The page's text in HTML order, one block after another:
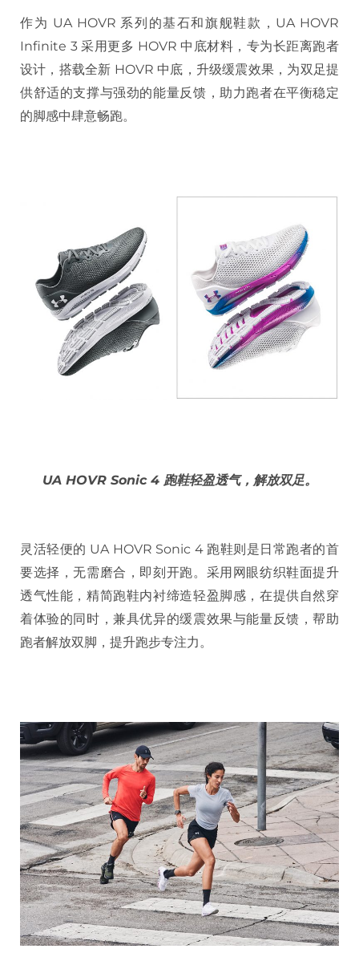
作为 UA HOVR 系列的基石和旗舰鞋款，UA HOVR
Infinite 3 采用更多 HOVR 中底材料，专为长距离跑者
设计，搭载全新 HOVR 中底，升级缓震效果，为双足提
供舒适的支撑与强劲的能量反馈，助力跑者在平衡稳定
的脚感中肆意畅跑。
UA HOVR Sonic 4 跑鞋轻盈透气，解放双足。
灵活轻便的 UA HOVR Sonic 4 跑鞋则是日常跑者的首
要选择，无需磨合，即刻开跑。采用网眼纺织鞋面提升
透气性能，精简跑鞋内衬缔造轻盈脚感，在提供自然穿
着体验的同时，兼具优异的缓震效果与能量反馈，帮助
跑者解放双脚，提升跑步专注力。